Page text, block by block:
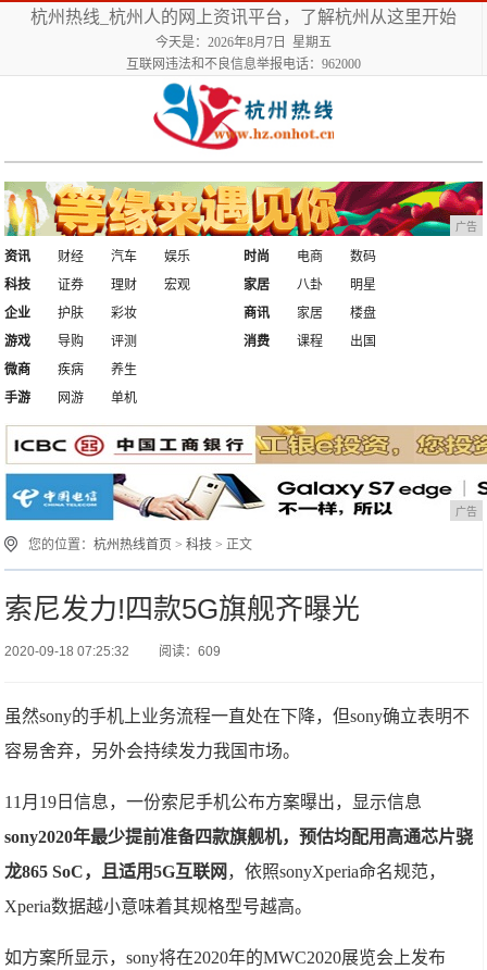
杭州热线_杭州人的网上资讯平台，了解杭州从这里开始
今天是：2026年8月7日 星期五
互联网违法和不良信息举报电话：962000
广告
资讯 财经 汽车
娱乐
科技
证券 理财 宏观
时尚 电商
数码
家居
八卦
明星
企业
护肤
彩妆
游戏
导购 评测
商讯 家居
楼盘
消费
课程
出国
微商
疾病
养生
手游
网游 单机
广告
您的位置：杭州热线首页 >科技 > 正文
索尼发力!四款5G旗舰齐曝光
2020-09-18 07:25:32 阅读：609
虽然sony的手机上业务流程一直处在下降，但sony确立表明不
容易舍弃，另外会持续发力我国市场。
11月19日信息，一份索尼手机公布方案曝出，显示信息
sony2020年最少提前准备四款旗舰机，预估均配用高通芯片骁
龙865 SoC，且适用5G互联网 ，依照sonyXperia命名规范，
Xperia数据越小意味着其规格型号越高。
如方案所显示，sony将在2020年的MWC2020展览会上发布